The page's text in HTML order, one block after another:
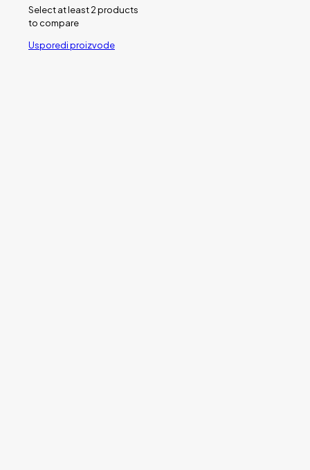
Select at least 2 products
to compare
Usporedi proizvode